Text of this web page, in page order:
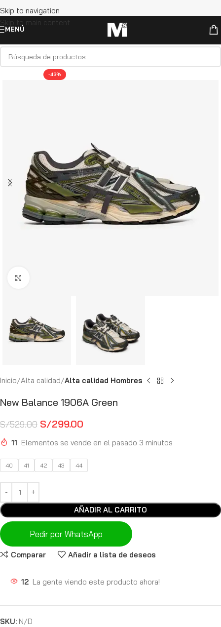
Skip to navigation
Skip to main content
MENÚ
-43%
Inicio Alta calidad Alta calidad Hombres
New Balance 1906A Green
S/529.00 S/299.00
11 Elementos se vende en el pasado 3 minutos
40 41 42 43 44
AÑADIR AL CARRITO
Pedir por WhatsApp
Comparar Añadir a lista de deseos
12 La gente viendo este producto ahora!
SKU: N/D